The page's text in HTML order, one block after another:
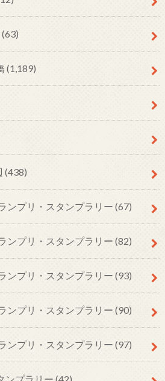
(63)
(1,189)
(438)
ンプリ・スタンプラリー (67)
ンプリ・スタンプラリー (82)
ンプリ・スタンプラリー (93)
ンプリ・スタンプラリー (90)
ンプリ・スタンプラリー (97)